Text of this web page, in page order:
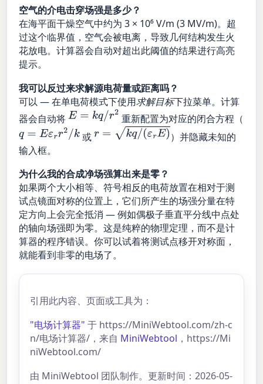
空气的介电击穿场强是多少？
在海平面干燥空气中约为 3 × 10⁶ V/m (3 MV/m)。超
过这个临界值，空气会被电离，导致几何结构发生火
花放电。计算器会自动对超出此阈值的结果进行高亮
提示。
我可以反过来求解源电荷量或距离吗？
可以 — 在单电荷模式下使用求解目标下拉菜单。计算
器会自动将E= kq /r2
重新配置为对应的闭合方程（
q =Eεrr2/k 或r=kq /(εrE)
）并隐藏未知的
输入框。
为什么我的合成净场强算出来是零？
如果两个大小相等、符号相反的电荷放置在相对于测
试点镜面对称的位置上，它们所产生的场强分量在特
定方向上会完全抵消 — 例如偶极子垂直平分线中点处
的轴向场强即为零。这是纯粹的物理定理，而不是计
算器的程序错误。你可以试着将测试点移开对称面，
就能看到非零的电场了。
引用此内容、页面或工具为：
"电场计算器" 于 https://MiniWebtool.com/zh-c
n/电场计算器/，来自 MiniWebtool ，https://Mi
niWebtool.com/
由 MiniWebtool 团队制作。更新时间：2026-05-